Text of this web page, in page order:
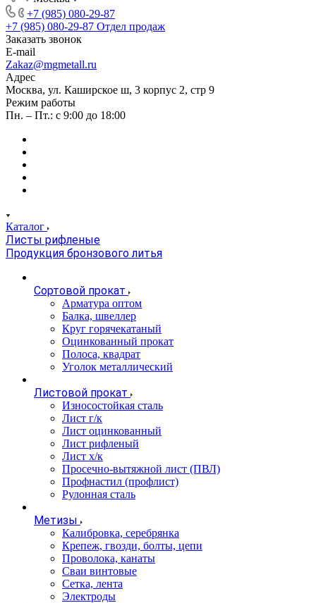
+7 (985) 080-29-87
+7 (985) 080-29-87 Отдел продаж
Заказать звонок
E-mail
Zakaz@mgmetall.ru
Адрес
Москва, ул. Каширское ш, 3 корпус 2, стр 9
Режим работы
Пн. – Пт.: с 9:00 до 18:00
Каталог
Листы рифленые
Продукция бронзового литья
Сортовой прокат
Арматура оптом
Балка, швеллер
Круг горячекатаный
Оцинкованный прокат
Полоса, квадрат
Уголок металлический
Листовой прокат
Износостойкая сталь
Лист г/к
Лист оцинкованный
Лист рифленый
Лист х/к
Просечно-вытяжной лист (ПВЛ)
Профнастил (профлист)
Рулонная сталь
Метизы
Калибровка, серебрянка
Крепеж, гвозди, болты, цепи
Проволока, канаты
Сваи винтовые
Сетка, лента
Электроды